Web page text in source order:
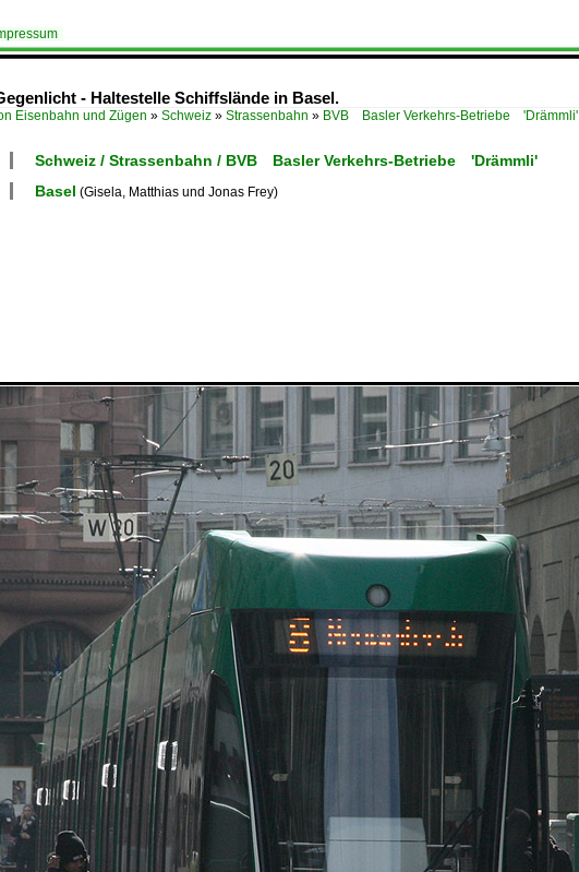
- Haltestelle Schiffslände in Basel.
Eisenbahn und Zügen » Schweiz » Strassenbahn » BVB Basler Verkehrs-Betriebe 'Drämmli'
Schweiz / Strassenbahn / BVB Basler Verkehrs-Betriebe 'Drämmli'
Basel (Gisela, Matthias und Jonas Frey)